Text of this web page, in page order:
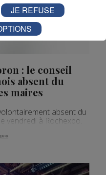
: le conseil
absent du
maires
absent du
vendredi à Rochexpo.
JE REFUSE